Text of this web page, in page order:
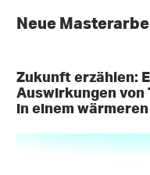
Neue
Zukunft erzählen:
Auswirkungen von
in einem